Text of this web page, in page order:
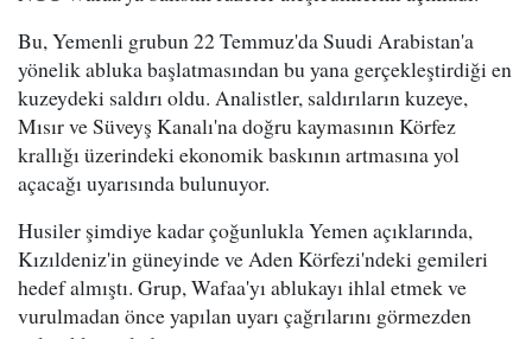
Bu, Yemenli grubun 22 Temmuz'da Suudi Arabistan'a
yönelik abluka başlatmasından bu yana gerçekleştirdiği en
kuzeydeki saldırı oldu. Analistler, saldırıların kuzeye,
Mısır ve Süveyş Kanalı'na doğru kaymasının Körfez
krallığı üzerindeki ekonomik baskının artmasına yol
açacağı uyarısında bulunuyor.
Husiler şimdiye kadar çoğunlukla Yemen açıklarında,
Kızıldeniz'in güneyinde ve Aden Körfezi'ndeki gemileri
hedef almıştı. Grup, Wafaa'yı ablukayı ihlal etmek ve
vurulmadan önce yapılan uyarı çağrılarını görmezden